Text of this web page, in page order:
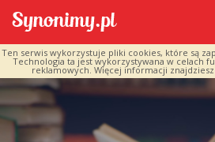
Ten serwis wykorzystuje pliki cookies, które są
Technologia ta jest wykorzystywana w celach
reklamowych. Więcej informacji